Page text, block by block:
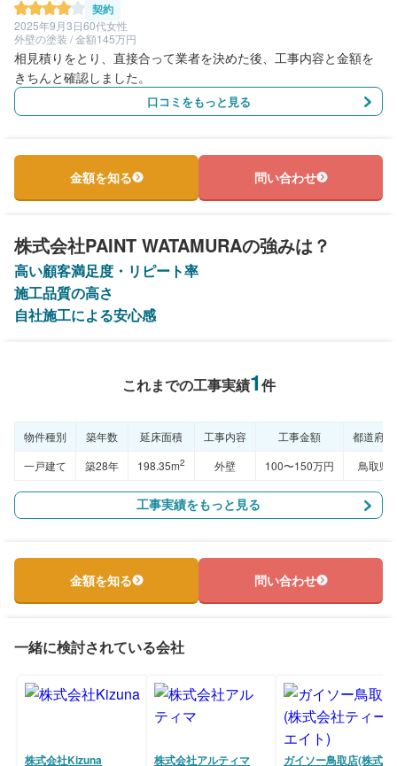
契約
2025年9月3日60代女性
外壁の塗装 / 金額145万円
相見積りをとり、直接合って業者を決めた後、工事内容と金額を
きちんと確認しました。
口コミをもっと見る
金額を知る 問い合わせ
株式会社PAINT WATAMURAの強みは？
高い顧客満足度・リピート率
施工品質の高さ
自社施工による安心感
これまでの工事実績1件
物件種別 築年数 延床面積 工事内容 工事金額
都道府県
一戸建て
築28年 198.35m2 外壁 100〜150万円 鳥取県
工事実績をもっと見る
金額を知る 問い合わせ
一緒に検討されている会社
株式会社Kizuna 株式会社アルティマ
ガイソー鳥取店(株式会